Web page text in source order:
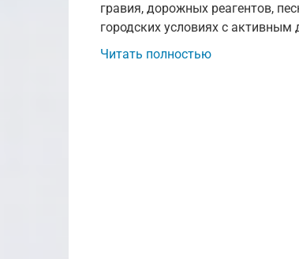
гравия, дорожных реагентов,
городских условиях с
Читать полностью